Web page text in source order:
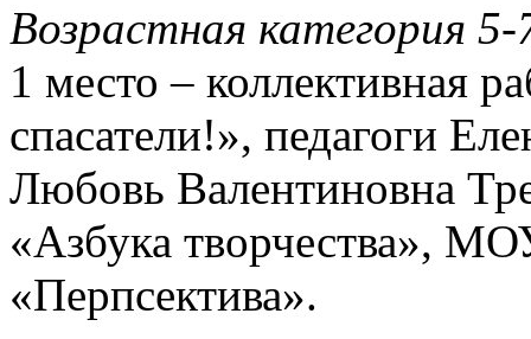
Возрастная категория
1 место – коллективная
спасатели!», педагоги
Любовь Валентиновна
«Азбука творчества»,
«Перпсектива».